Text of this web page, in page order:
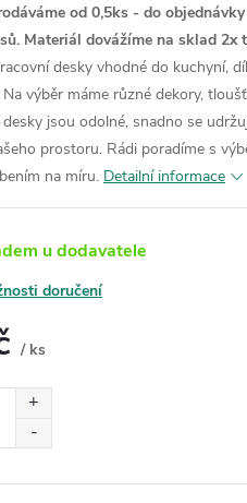
od 0,5ks - do
Materiál dovážíme na sklad 2x
desky vhodné do kuchyní,
výběr máme různé dekory,
jsou odolné, snadno se
prostoru. Rádi poradíme s
na míru. Detailní informace
u dodavatele
doručení
/ ks